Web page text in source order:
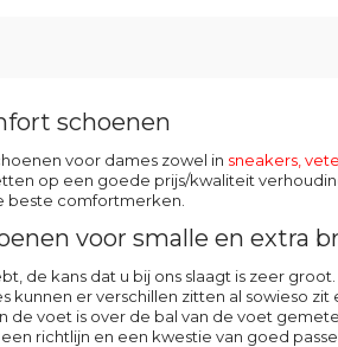
schoenen
voor dames zowel in sneakers,
op een goede prijs/kwaliteit
beste comfortmerken.
voor smalle en extra
de kans dat u bij ons slaagt is zeer
kunnen er verschillen zitten al sowieso
de voet is over de bal van de voet
richtlijn en een kwestie van goed